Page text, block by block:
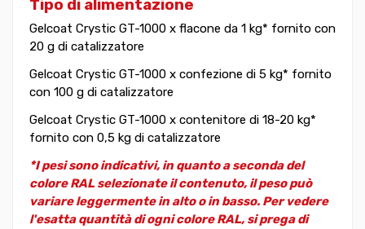
Tipo di alimentazione
Gelcoat Crystic GT-1000 x flacone da 1 kg* fornito con
20 g di catalizzatore
Gelcoat Crystic GT-1000 x confezione di 5 kg* fornito
con 100 g di catalizzatore
Gelcoat Crystic GT-1000 x contenitore di 18-20 kg*
fornito con 0,5 kg di catalizzatore
*I pesi sono indicativi, in quanto a seconda del
colore RAL selezionate il contenuto, il peso può
variare leggermente in alto o in basso. Per vedere
l'esatta quantità di ogni colore RAL, si prega di